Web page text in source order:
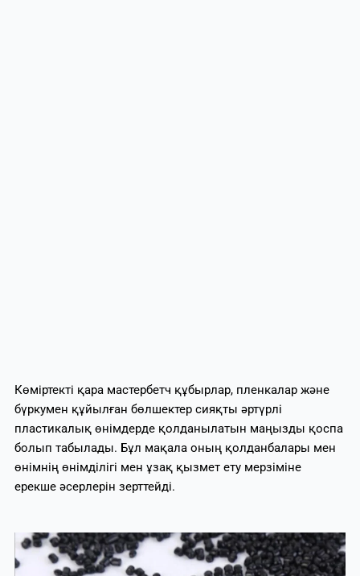
Көміртекті қара мастербетч құбырлар, пленкалар және
бүркумен құйылған бөлшектер сияқты әртүрлі
пластикалық өнімдерде қолданылатын маңызды қоспа
болып табылады. Бұл мақала оның қолданбалары мен
өнімнің өнімділігі мен ұзақ қызмет ету мерзіміне
ерекше әсерлерін зерттейді.